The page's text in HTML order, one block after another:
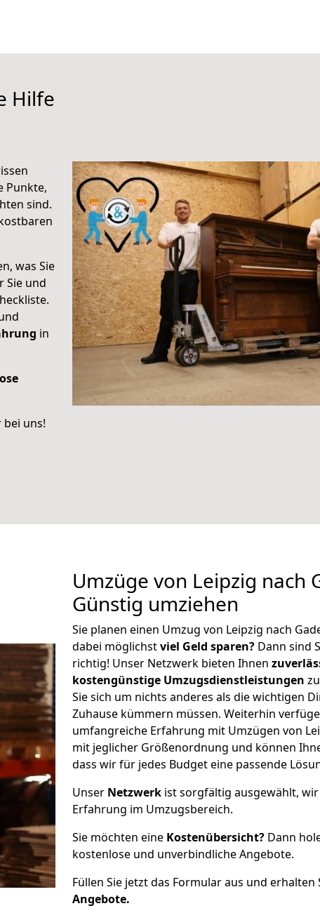
Hilfe
Punkte,
sind.
was Sie
Sie und
in
bei uns!
Umzüge von Leipzig nach
Günstig umziehen
Sie planen einen Umzug von Leipzig nach
dabei möglichstviel Geld sparen? Dann sind
richtig! Unser Netzwerk bieten Ihnen
kostengünstige Umzugsdienstleistungen
Sie sich um nichts anderes als die wichtigen
Zuhause kümmern müssen. Weiterhin
umfangreiche Erfahrung mit Umzügen von
mit jeglicher Größenordnung und können
dass wir für jedes Budget eine passende
Unser Netzwerk ist sorgfältig ausgewählt, wir
Erfahrung im Umzugsbereich.
Sie möchten eine Kostenübersicht? Dann
kostenlose und unverbindliche Angebote.
Füllen Sie jetzt das Formular aus und erhalten
Angebote.